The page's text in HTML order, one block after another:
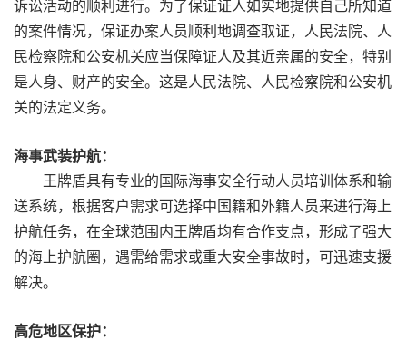
诉讼活动的顺利进行。为了保证证人如实地提供自己所知道
的案件情况，保证办案人员顺利地调查取证，人民法院、人
民检察院和公安机关应当保障证人及其近亲属的安全，特别
是人身、财产的安全。这是人民法院、人民检察院和公安机
关的法定义务。
海事武装护航：
王牌盾具有专业的国际海事安全行动人员培训体系和输
送系统，根据客户需求可选择中国籍和外籍人员来进行海上
护航任务，在全球范围内王牌盾均有合作支点，形成了强大
的海上护航圈，遇需给需求或重大安全事故时，可迅速支援
解决。
高危地区保护：